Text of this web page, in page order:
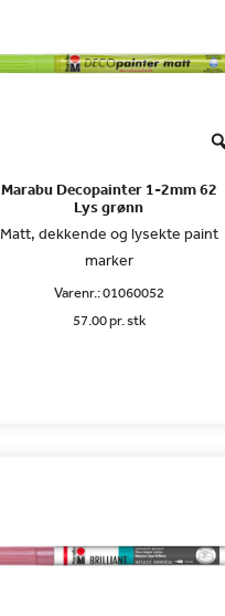
Marabu Decopainter 1-2mm 62
Lys grønn
Matt, dekkende og lysekte paint
marker
Varenr.:01060052
57.00 pr. stk